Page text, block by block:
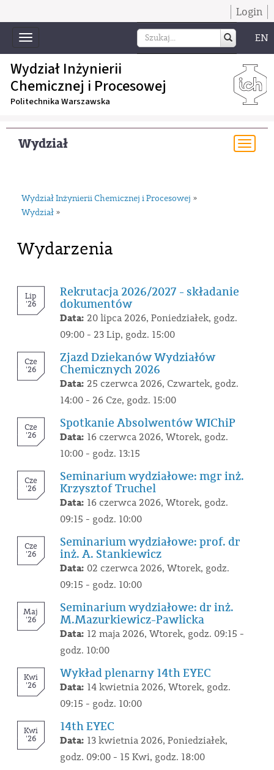
Login
Toggle
navigation
EN
Wydział Inżynierii
Chemicznej i Procesowej
Politechnika Warszawska
Wydział
Wydział Inżynierii Chemicznej i Procesowej »
Wydział »
Wydarzenia
Lip
'26
Rekrutacja 2026/2027 - składanie
dokumentów
Data: 20 lipca 2026, Poniedziałek, godz.
09:00 - 23 Lip, godz. 15:00
Cze
'26
Zjazd Dziekanów Wydziałów
Chemicznych 2026
Data: 25 czerwca 2026, Czwartek, godz.
14:00 - 26 Cze, godz. 15:00
Cze
'26
Spotkanie Absolwentów WIChiP
Data: 16 czerwca 2026, Wtorek, godz.
10:00 - godz. 13:15
Cze
'26
Seminarium wydziałowe: mgr inż.
Krzysztof Truchel
Data: 16 czerwca 2026, Wtorek, godz.
09:15 - godz. 10:00
Cze
'26
Seminarium wydziałowe: prof. dr
inż. A. Stankiewicz
Data: 02 czerwca 2026, Wtorek, godz.
09:15 - godz. 10:00
Maj
'26
Seminarium wydziałowe: dr inż.
M.Mazurkiewicz-Pawlicka
Data: 12 maja 2026, Wtorek, godz. 09:15 -
godz. 10:00
Kwi
'26
Wykład plenarny 14th EYEC
Data: 14 kwietnia 2026, Wtorek, godz.
09:15 - godz. 10:00
Kwi
'26
14th EYEC
Data: 13 kwietnia 2026, Poniedziałek,
godz. 09:00 - 15 Kwi, godz. 18:00